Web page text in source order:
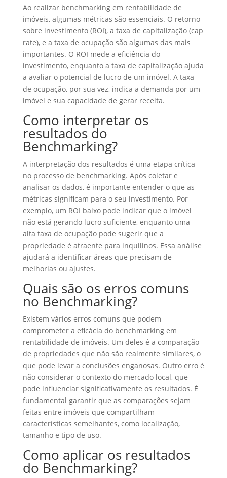
Ao realizar benchmarking em rentabilidade de
imóveis, algumas métricas são essenciais. O retorno
sobre investimento (ROI), a taxa de capitalização (cap
rate), e a taxa de ocupação são algumas das mais
importantes. O ROI mede a eficiência do
investimento, enquanto a taxa de capitalização ajuda
a avaliar o potencial de lucro de um imóvel. A taxa
de ocupação, por sua vez, indica a demanda por um
imóvel e sua capacidade de gerar receita.
Como interpretar os
resultados do
Benchmarking?
A interpretação dos resultados é uma etapa crítica
no processo de benchmarking. Após coletar e
analisar os dados, é importante entender o que as
métricas significam para o seu investimento. Por
exemplo, um ROI baixo pode indicar que o imóvel
não está gerando lucro suficiente, enquanto uma
alta taxa de ocupação pode sugerir que a
propriedade é atraente para inquilinos. Essa análise
ajudará a identificar áreas que precisam de
melhorias ou ajustes.
Quais são os erros comuns
no Benchmarking?
Existem vários erros comuns que podem
comprometer a eficácia do benchmarking em
rentabilidade de imóveis. Um deles é a comparação
de propriedades que não são realmente similares, o
que pode levar a conclusões enganosas. Outro erro é
não considerar o contexto do mercado local, que
pode influenciar significativamente os resultados. É
fundamental garantir que as comparações sejam
feitas entre imóveis que compartilham
características semelhantes, como localização,
tamanho e tipo de uso.
Como aplicar os resultados
do Benchmarking?